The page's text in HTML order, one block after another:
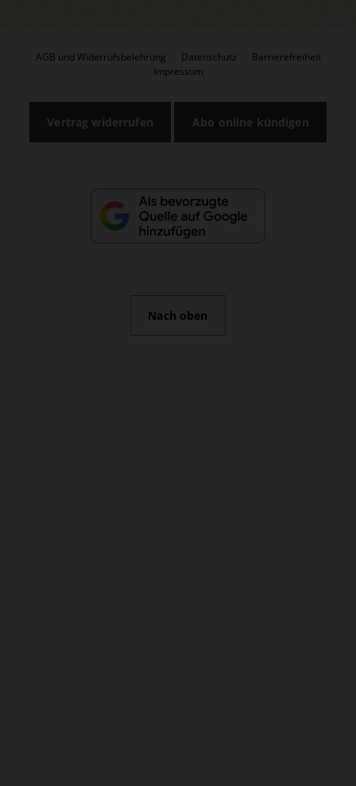
AGB und Widerrufsbelehrung Datenschutz
Barrierefreiheit
Impressum
Vertrag widerrufen Abo online kündigen
Nach oben